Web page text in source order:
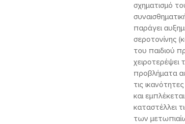
σχηματισμό
παράγει
σεροτονίνης
του παιδιού
προβλήματα
τις
και
καταστέλλει
των